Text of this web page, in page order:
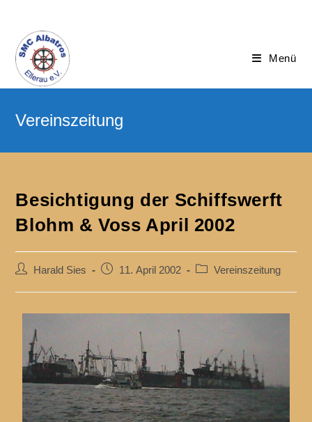
Menü
Besichtigung der Schiffswerft
Blohm & Voss April 2002
Harald Sies 11. April 2002 Vereinszeitung